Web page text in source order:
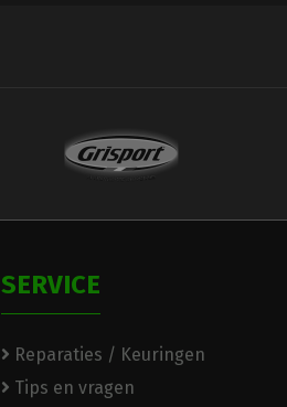
SERVICE
Reparaties / Keuringen
Tips en vragen